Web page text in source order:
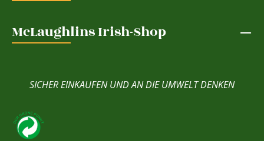
McLaughlins Irish-Shop
SICHER EINKAUFEN UND AN DIE UMWELT DENKEN